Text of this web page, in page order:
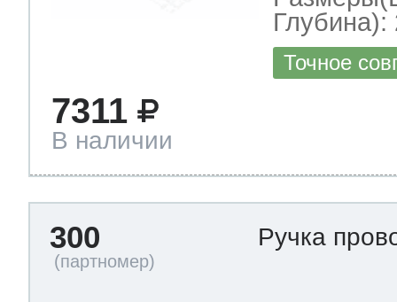
Глубина):
Точное
7311
В наличии
300 Ручка